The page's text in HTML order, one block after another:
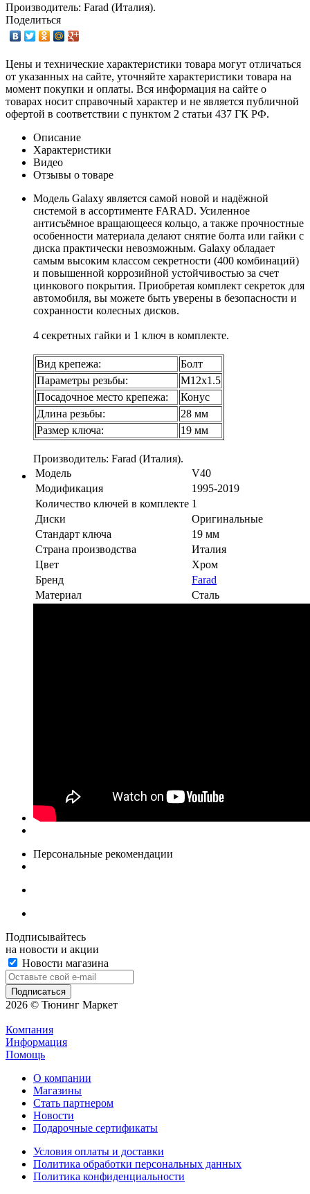
Производитель: Farad (Италия).
Поделиться
Цены и технические характеристики товара могут отличаться
от указанных на сайте, уточняйте характеристики товара на
момент покупки и оплаты. Вся информация на сайте о
товарах носит справочный характер и не является публичной
офертой в соответствии с пунктом 2 статьи 437 ГК РФ.
Описание
Характеристики
Видео
Отзывы о товаре
Модель Galaxy является самой новой и надёжной
системой в ассортименте FARAD. Усиленное
антисъёмное вращающееся кольцо, а также прочностные
особенности материала делают снятие болта или гайки с
диска практически невозможным. Galaxy обладает
самым высоким классом секретности (400 комбинаций)
и повышенной коррозийной устойчивостью за счет
цинкового покрытия. Приобретая комплект секреток для
автомобиля, вы можете быть уверены в безопасности и
сохранности колесных дисков.
4 секретных гайки и 1 ключ в комплекте.
Вид крепежа:
Болт
Параметры резьбы:
М12х1.5
Посадочное место крепежа:
Конус
Длина резьбы:
28 мм
Размер ключа:
19 мм
Производитель: Farad (Италия).
Модель
V40
Модификация
1995-2019
Количество ключей в комплекте 1
Диски
Оригинальные
Стандарт ключа
19 мм
Страна производства
Италия
Цвет
Хром
Бренд
Farad
Материал
Сталь
Персональные рекомендации
Подписывайтесь
на новости и акции
Новости магазина
2026 © Тюнинг Маркет
Компания
Информация
Помощь
О компании
Магазины
Стать партнером
Новости
Подарочные сертификаты
Условия оплаты и доставки
Политика обработки персональных данных
Политика конфиденциальности